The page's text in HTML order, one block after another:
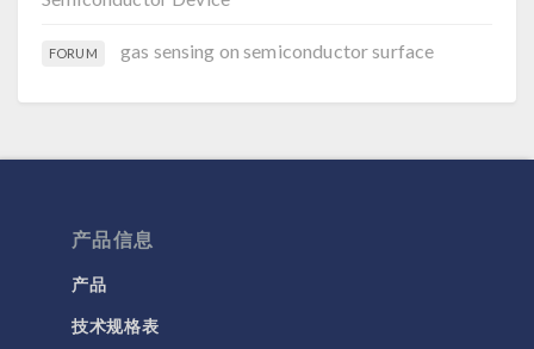
FORUM gas sensing on semiconductor surface
产品信息
产品
技术规格表